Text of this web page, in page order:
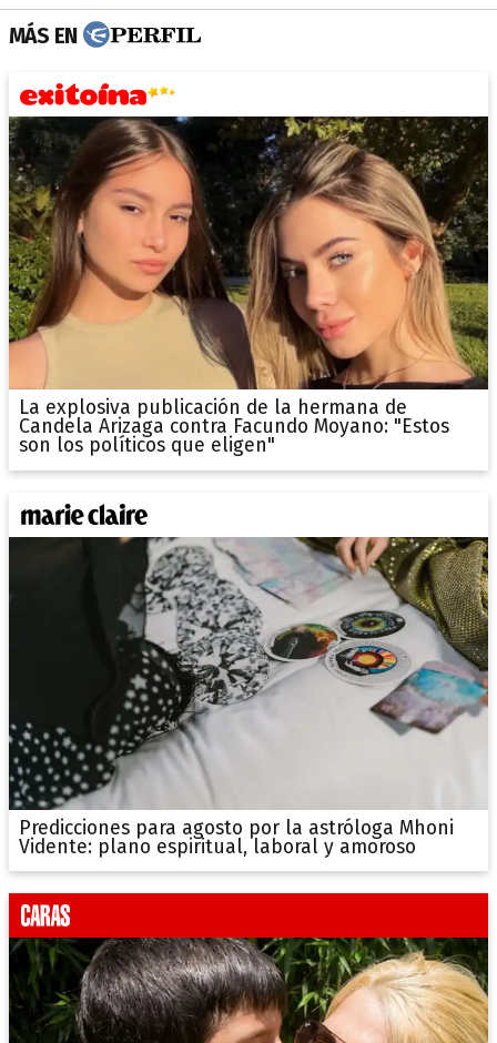
MÁS EN
La explosiva publicación de la hermana de
Candela Arizaga contra Facundo Moyano: "Estos
son los políticos que eligen"
Predicciones para agosto por la astróloga Mhoni
Vidente: plano espiritual, laboral y amoroso